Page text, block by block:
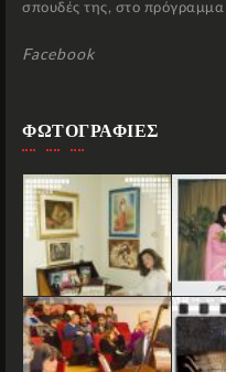
σπουδές της, στο
Facebook
ΦΩΤΟΓΡΑΦΙΕΣ